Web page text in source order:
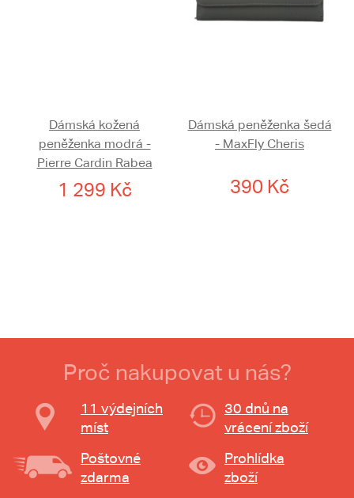
Dámská kožená
peněženka modrá -
Pierre Cardin Rabea
1 299 Kč
Dámská peněženka šedá
- MaxFly Cheris
390 Kč
Proč nakupovat u nás?
11 výdejních
míst
30 dnů na
vrácení zboží
Poštovné
zdarma
Prohlídka
zboží